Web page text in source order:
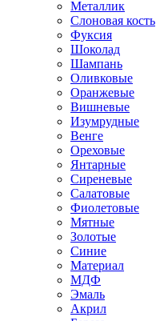
Металлик
Слоновая кость
Фуксия
Шоколад
Шампань
Оливковые
Оранжевые
Вишневые
Изумрудные
Венге
Ореховые
Янтарные
Сиреневые
Салатовые
Фиолетовые
Мятные
Золотые
Синие
Материал
МДФ
Эмаль
Акрил